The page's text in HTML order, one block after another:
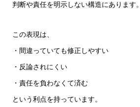
判断や責任を明示しない構造にあります。
この表現は、
・間違っていても修正しやすい
・反論されにくい
・責任を負わなくて済む
という利点を持っています。